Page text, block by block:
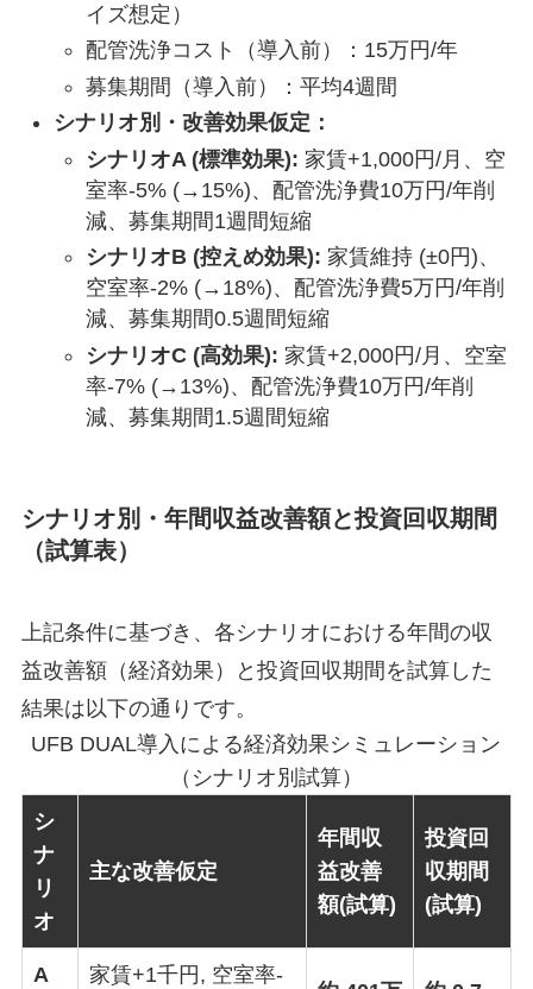
イズ想定）
配管洗浄コスト（導入前）：15万円/年
募集期間（導入前）：平均4週間
シナリオ別・改善効果仮定：
シナリオA (標準効果): 家賃+1,000円/月、空
室率-5% (→15%)、配管洗浄費10万円/年削
減、募集期間1週間短縮
シナリオB (控えめ効果): 家賃維持 (±0円)、
空室率-2% (→18%)、配管洗浄費5万円/年削
減、募集期間0.5週間短縮
シナリオC (高効果): 家賃+2,000円/月、空室
率-7% (→13%)、配管洗浄費10万円/年削
減、募集期間1.5週間短縮
シナリオ別・年間収益改善額と投資回収期間
（試算表）
上記条件に基づき、各シナリオにおける年間の収
益改善額（経済効果）と投資回収期間を試算した
結果は以下の通りです。
シ
ナ
リ
オ
主な改善仮定
年間収
益改善
額(試算)
投資回
収期間
(試算)
A 家賃+1千円, 空室率-
UFB DUAL導入による経済効果シミュレーション
（シナリオ別試算）